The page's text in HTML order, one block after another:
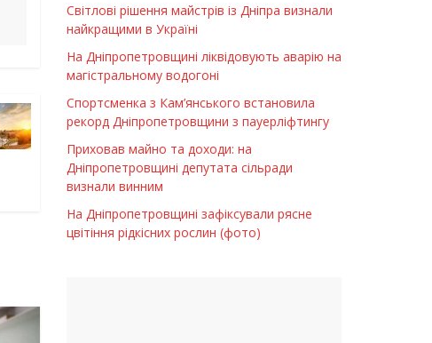
Світлові рішення майстрів із Дніпра визнали
найкращими в Україні
На Дніпропетровщині ліквідовують аварію на
магістральному водогоні
Спортсменка з Кам’янського встановила
рекорд Дніпропетровщини з пауерліфтингу
Приховав майно та доходи: на
Дніпропетровщині депутата сільради
визнали винним
На Дніпропетровщині зафіксували рясне
цвітіння рідкісних рослин (фото)